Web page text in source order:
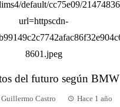
del futuro según BMW
Guillermo Castro Hace 1 año